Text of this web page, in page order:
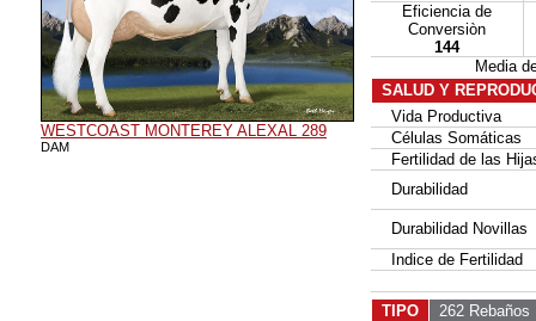
WESTCOAST MONTEREY ALEXAL 289
DAM
Eficiencia de
Conversiòn
144
Media
SALUD Y
Vida Productiva
Células Somáticas
Fertilidad de las
Durabilidad
Durabilidad Novillas
Indice de Fertilidad
TIPO 262 Rebaños